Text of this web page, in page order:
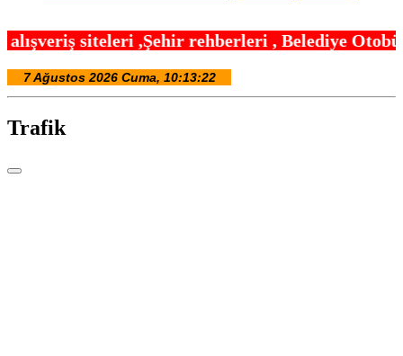
,Şehir rehberleri , Belediye
Trafik